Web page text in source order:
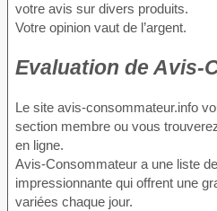
votre avis sur divers produits.
Votre opinion vaut de l’argent.
Evaluation de Avis-
Le site avis-consommateur.info
section membre ou vous
en ligne.
Avis-Consommateur a une liste
impressionnante qui offrent une
variées chaque jour.